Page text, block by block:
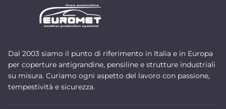
Dal 2003 siamo il punto di riferimento in Italia e in Europa
per coperture antigrandine, pensiline e strutture industriali
su misura. Curiamo ogni aspetto del lavoro con passione,
tempestività e sicurezza.